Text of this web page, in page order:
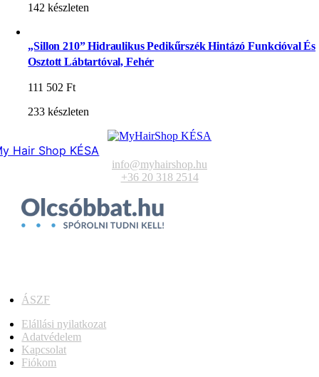
142 készleten
„Sillon 210” Hidraulikus Pedikűrszék Hintázó Funkcióval És
Osztott Lábtartóval, Fehér
111 502Ft
233 készleten
Hair Shop KÉSA
info@myhairshop.hu
+36 20 318 2514
ÁSZF
Elállási nyilatkozat
Adatvédelem
Kapcsolat
Fiókom